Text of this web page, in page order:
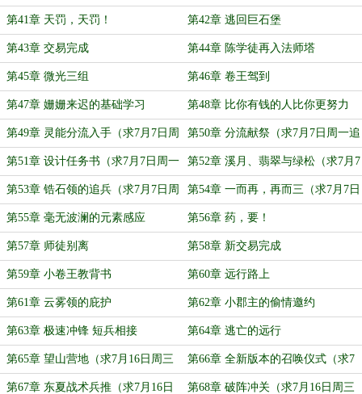
第41章 天罚，天罚！ 第42章 逃回巨石堡
第43章 交易完成 第44章 陈学徒再入法师塔
第45章 微光三组 第46章 卷王驾到
第47章 姗姗来迟的基础学习 第48章 比你有钱的人比你更努力
（求7月7日周一追读）
第49章 灵能分流入手（求7月7日周
一追读）
第50章 分流献祭（求7月7日周一追
读）
第51章 设计任务书（求7月7日周一
追读）
第52章 溪月、翡翠与绿松（求7月7
日周一追读）
第53章 锆石领的追兵（求7月7日周
一追读）
第54章 一而再，再而三（求7月7日
周一追读）
第55章 毫无波澜的元素感应 第56章 药，要！
第57章 师徒别离 第58章 新交易完成
第59章 小卷王教背书 第60章 远行路上
第61章 云雾领的庇护 第62章 小郡主的偷情邀约
第63章 极速冲锋 短兵相接 第64章 逃亡的远行
第65章 望山营地（求7月16日周三
追读）
第66章 全新版本的召唤仪式（求7
月16日周三追读）
第67章 东夏战术兵推（求7月16日 第68章 破阵冲关（求7月16日周三